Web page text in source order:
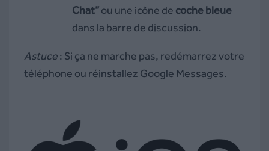
Chat”ou une icône de coche bleue
dans la barre de discussion.
Astuce: Si ça ne marche pas, redémarrez votre
téléphone ou réinstallez Google Messages.